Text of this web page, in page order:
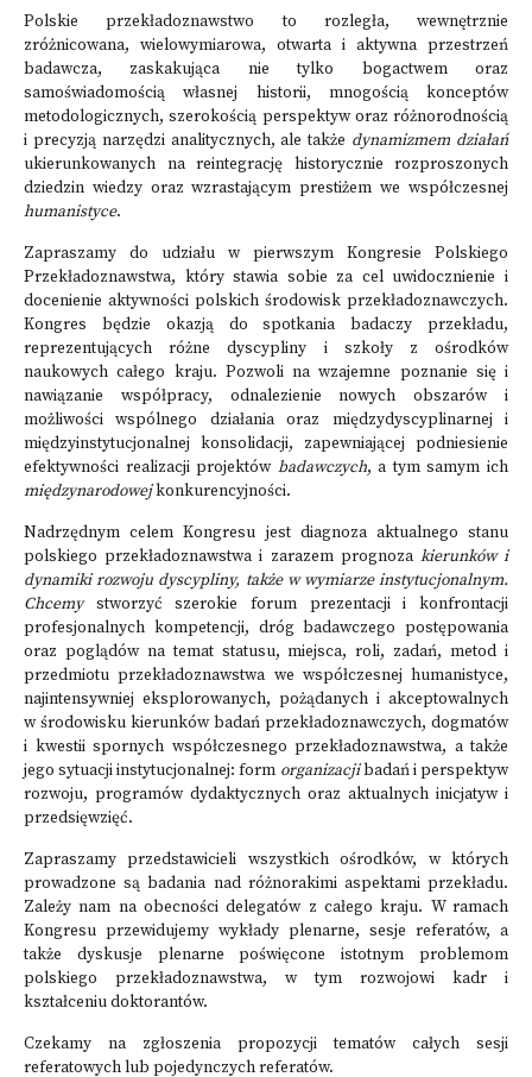
Polskie przekładoznawstwo to rozległa, wewnętrznie
zróżnicowana, wielowymiarowa, otwarta i aktywna przestrzeń
badawcza, zaskakująca nie tylko bogactwem oraz
samoświadomością własnej historii, mnogością konceptów
metodologicznych, szerokością perspektyw oraz różnorodnością
i precyzją narzędzi analitycznych, ale także dynamizmem działań
ukierunkowanych na reintegrację historycznie rozproszonych
dziedzin wiedzy oraz wzrastającym prestiżem we współczesnej
humanistyce.
Zapraszamy do udziału w pierwszym Kongresie Polskiego
Przekładoznawstwa, który stawia sobie za cel uwidocznienie i
docenienie aktywności polskich środowisk przekładoznawczych.
Kongres będzie okazją do spotkania badaczy przekładu,
reprezentujących różne dyscypliny i szkoły z ośrodków
naukowych całego kraju. Pozwoli na wzajemne poznanie się i
nawiązanie współpracy, odnalezienie nowych obszarów i
możliwości wspólnego działania oraz międzydyscyplinarnej i
międzyinstytucjonalnej konsolidacji, zapewniającej podniesienie
efektywności realizacji projektów badawczych, a tym samym ich
międzynarodowejkonkurencyjności.
Nadrzędnym celem Kongresu jest diagnoza aktualnego stanu
polskiego przekładoznawstwa i zarazem prognoza kierunków i
dynamiki rozwoju dyscypliny, także w wymiarze instytucjonalnym.
Chcemy stworzyć szerokie forum prezentacji i konfrontacji
profesjonalnych kompetencji, dróg badawczego postępowania
oraz poglądów na temat statusu, miejsca, roli, zadań, metod i
przedmiotu przekładoznawstwa we współczesnej humanistyce,
najintensywniej eksplorowanych, pożądanych i akceptowalnych
w środowisku kierunków badań przekładoznawczych, dogmatów
i kwestii spornych współczesnego przekładoznawstwa, a także
jego sytuacji instytucjonalnej: form organizacji badań i perspektyw
rozwoju, programów dydaktycznych oraz aktualnych inicjatyw i
przedsięwzięć.
Zapraszamy przedstawicieli wszystkich ośrodków, w których
prowadzone są badania nad różnorakimi aspektami przekładu.
Zależy nam na obecności delegatów z całego kraju. W ramach
Kongresu przewidujemy wykłady plenarne, sesje referatów, a
także dyskusje plenarne poświęcone istotnym problemom
polskiego przekładoznawstwa, w tym rozwojowi kadr i
kształceniu doktorantów.
Czekamy na zgłoszenia propozycji tematów całych sesji
referatowych lub pojedynczych referatów.